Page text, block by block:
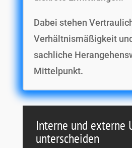
Dabei stehen
Verhältnismäßigkeit
sachliche
Mittelpunkt.
Interne und externe
unterscheiden